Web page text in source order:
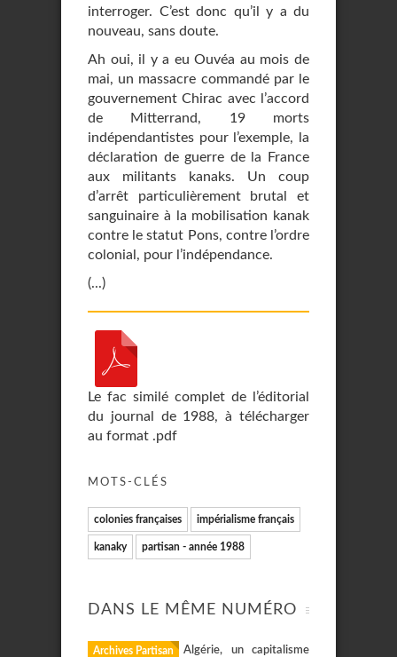
interroger. C’est donc qu’il y a du
nouveau, sans doute.
Ah oui, il y a eu Ouvéa au mois de
mai, un massacre commandé par le
gouvernement Chirac avec l’accord
de Mitterrand, 19 morts
indépendantistes pour l’exemple, la
déclaration de guerre de la France
aux militants kanaks. Un coup
d’arrêt particulièrement brutal et
sanguinaire à la mobilisation kanak
contre le statut Pons, contre l’ordre
colonial, pour l’indépendance.
(...)
Le fac similé complet de l’éditorial
du journal de 1988, à télécharger
au format .pdf
MOTS-CLÉS
colonies françaises impérialisme français
kanaky partisan - année 1988
DANS LE MÊME NUMÉRO
Archives Partisan
Algérie, un capitalisme